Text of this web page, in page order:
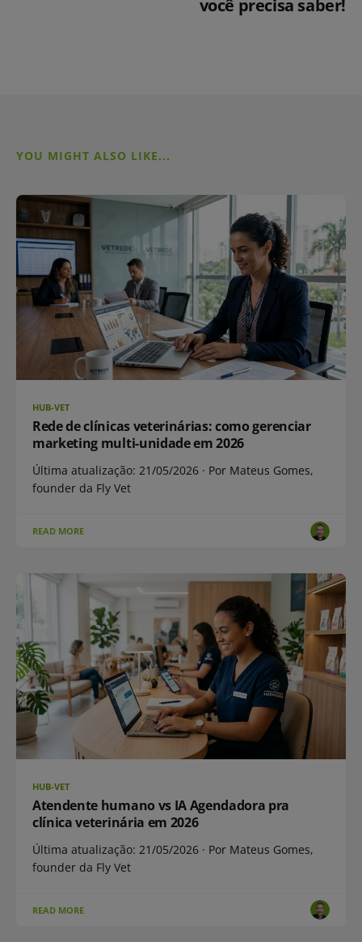
você precisa saber!
YOU MIGHT ALSO LIKE...
HUB-VET
Rede de clínicas veterinárias: como gerenciar
marketing multi-unidade em 2026
Última atualização: 21/05/2026 · Por Mateus Gomes,
founder da Fly Vet
READ MORE
HUB-VET
Atendente humano vs IA Agendadora pra
clínica veterinária em 2026
Última atualização: 21/05/2026 · Por Mateus Gomes,
founder da Fly Vet
READ MORE